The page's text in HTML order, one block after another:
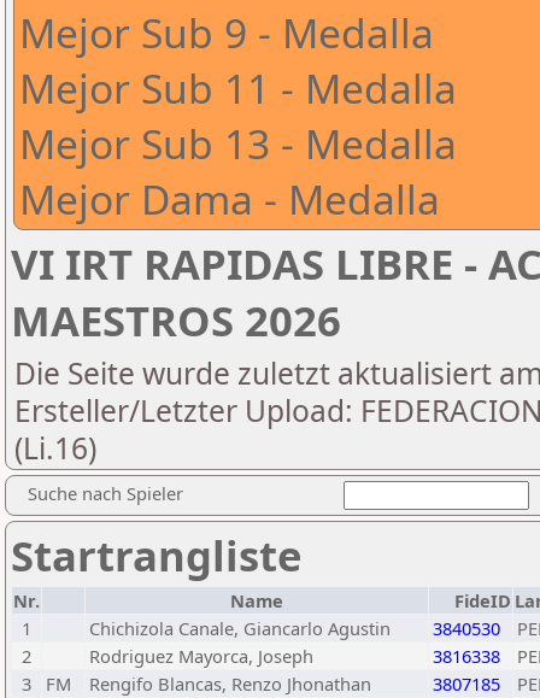
Mejor Sub 9 - Medalla
Mejor Sub 11 - Medalla
Mejor Sub 13 - Medalla
Mejor Dama - Medalla
VI IRT RAPIDAS LIBRE -
MAESTROS 2026
Die Seite wurde zuletzt aktualisiert
Ersteller/Letzter Upload:
(Li.16)
Suche nach Spieler
Startrangliste
Nr. Name FideID
1
Chichizola Canale, Giancarlo Agustin 3840530
2
Rodriguez Mayorca, Joseph 3816338
3
FM Rengifo Blancas, Renzo Jhonathan 3807185